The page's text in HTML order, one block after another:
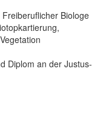
Biologe
Diplom an der Justus-